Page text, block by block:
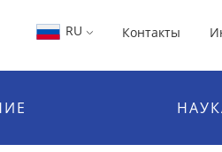
RU Контакты